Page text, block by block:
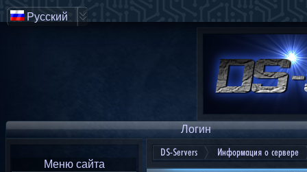
Логин
Меню сайта
DS-Servers Информация о сервере
Русский